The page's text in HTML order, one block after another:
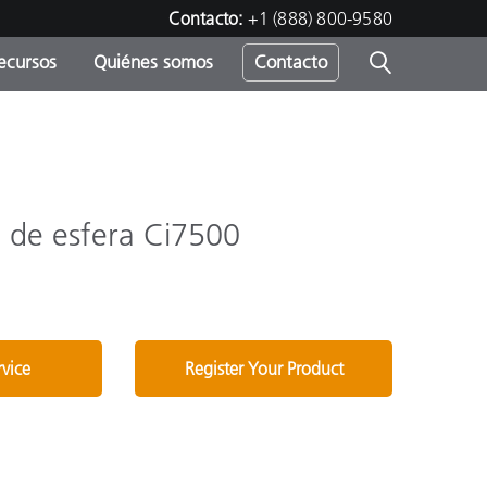
Contacto: +1 (888) 800-9580
Quiénes somos Contacto
esfera Ci7500
Register Your Product